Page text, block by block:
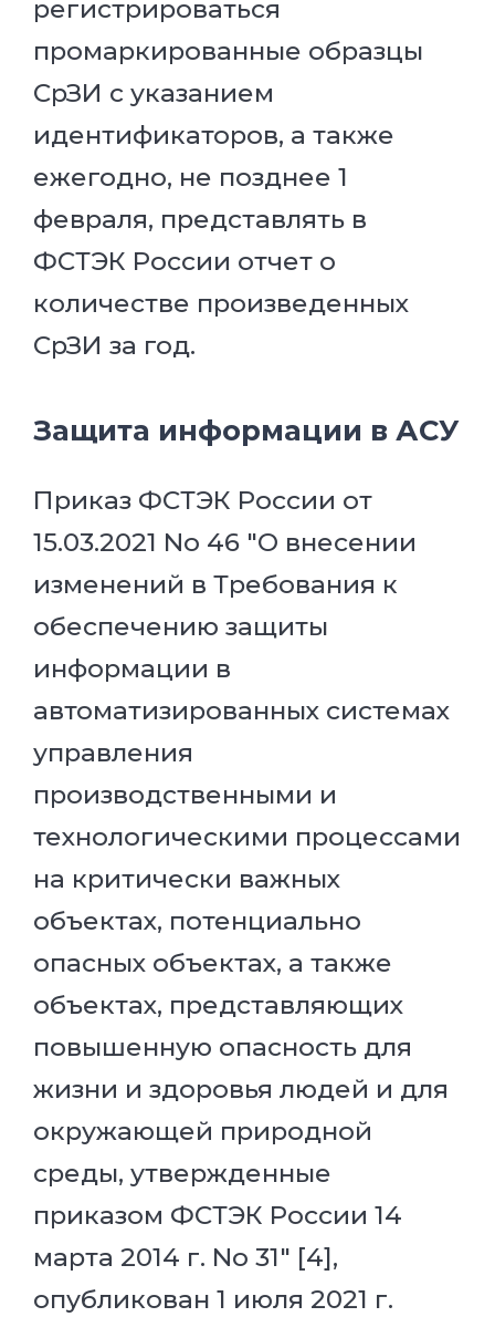
регистрироваться
промаркированные образцы
СрЗИ с указанием
идентификаторов, а также
ежегодно, не позднее 1
февраля, представлять в
ФСТЭК России отчет о
количестве произведенных
СрЗИ за год.
Защита информации в АСУ
Приказ ФСТЭК России от
15.03.2021 No 46 "О внесении
изменений в Требования к
обеспечению защиты
информации в
автоматизированных системах
управления
производственными и
технологическими процессами
на критически важных
объектах, потенциально
опасных объектах, а также
объектах, представляющих
повышенную опасность для
жизни и здоровья людей и для
окружающей природной
среды, утвержденные
приказом ФСТЭК России 14
марта 2014 г. No 31" [4],
опубликован 1 июля 2021 г.